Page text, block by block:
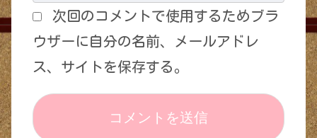
次回のコメントで使用するためブラ
ウザーに自分の名前、メールアドレ
ス、サイトを保存する。